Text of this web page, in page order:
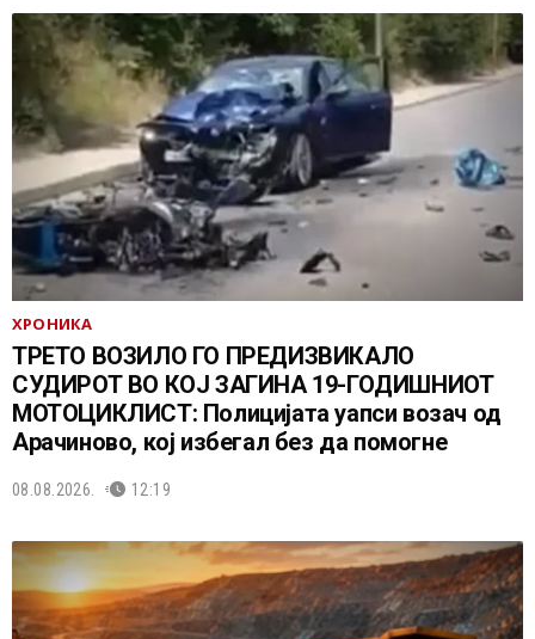
ХРОНИКА
ТРЕТО ВОЗИЛО ГО ПРЕДИЗВИКАЛО
СУДИРОТ ВО КОЈ ЗАГИНА 19-ГОДИШНИОТ
МОТОЦИКЛИСТ: Полицијата уапси возач од
Арачиново, кој избегал без да помогне
08.08.2026. 12:19